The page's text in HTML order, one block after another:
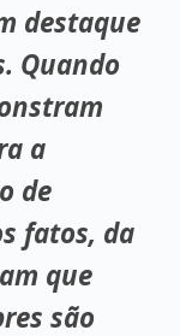
destaque
Quando
a
de
fatos, da
que
são